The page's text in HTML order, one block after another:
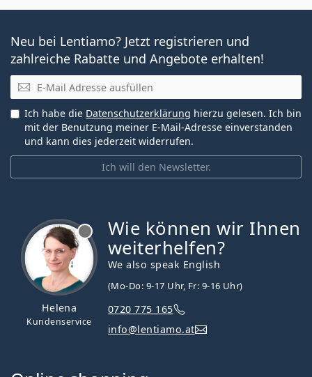
Neu bei Lentiamo? Jetzt registrieren und
zahlreiche Rabatte und Angebote erhalten!
E-Mail
Ich will den Newsletter.
Ich habe die Datenschutzerklärung hierzu gelesen. Ich bin
mit der Benutzung meiner E-Mail-Adresse einverstanden
und kann dies jederzeit widerrufen.
Helena
Kundenservice
Wie können wir Ihnen
weiterhelfen?
We also speak English
(Mo-Do: 9-17 Uhr, Fr: 9-16 Uhr)
0720 775 165
info@lentiamo.at